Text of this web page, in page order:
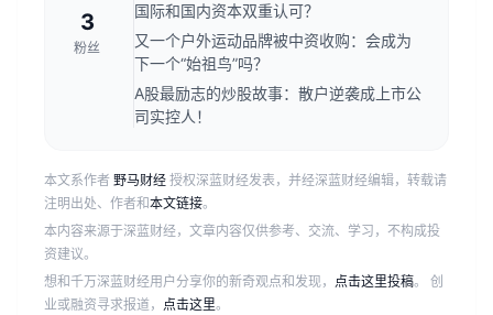
3
粉丝
国际和国内资本双重认可？
又一个户外运动品牌被中资收购：会成为
下一个“始祖鸟”吗？
A股最励志的炒股故事：散户逆袭成上市公
司实控人！
本文系作者 野马财经 授权深蓝财经发表，并经深蓝财经编辑，转载请
注明出处、作者和本文链接。
本内容来源于深蓝财经，文章内容仅供参考、交流、学习，不构成投
资建议。
想和千万深蓝财经用户分享你的新奇观点和发现， 点击这里投稿。 创
业或融资寻求报道， 点击这里。